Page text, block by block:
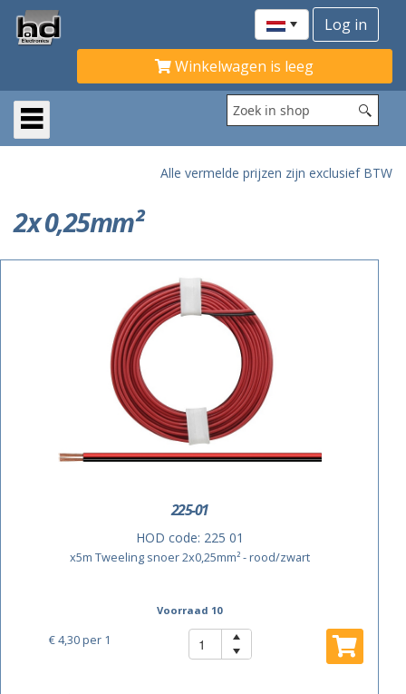
Winkelwagen is leeg
Alle vermelde prijzen zijn exclusief BTW
2x 0,25mm²
225-01
HOD code: 225 01
x5m Tweeling snoer 2x0,25mm² - rood/zwart
Voorraad 10
€ 4,30per 1